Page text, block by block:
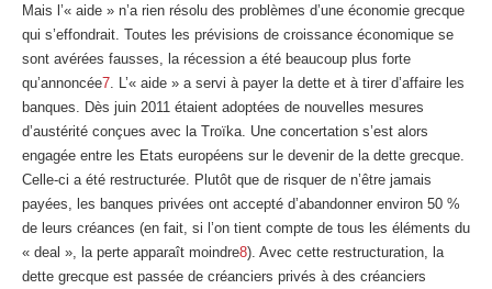
Mais l’« aide » n’a rien résolu des problèmes d’une économie grecque
qui s’effondrait. Toutes les prévisions de croissance économique se
sont avérées fausses, la récession a été beaucoup plus forte
qu’annoncée7 . L’« aide » a servi à payer la dette et à tirer d’affaire les
banques. Dès juin 2011 étaient adoptées de nouvelles mesures
d’austérité conçues avec la Troïka. Une concertation s’est alors
engagée entre les Etats européens sur le devenir de la dette grecque.
Celle-ci a été restructurée. Plutôt que de risquer de n’être jamais
payées, les banques privées ont accepté d’abandonner environ 50 %
de leurs créances (en fait, si l’on tient compte de tous les éléments du
« deal », la perte apparaît moindre8). Avec cette restructuration, la
dette grecque est passée de créanciers privés à des créanciers